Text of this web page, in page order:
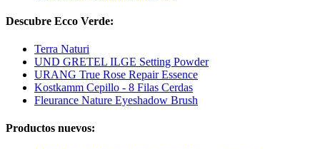
Descubre Ecco Verde:
Terra Naturi
UND GRETEL ILGE Setting Powder
URANG True Rose Repair Essence
Kostkamm Cepillo - 8 Filas Cerdas
Fleurance Nature Eyeshadow Brush
Productos nuevos: